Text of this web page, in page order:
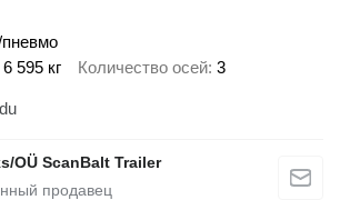
6 595 кг Количество осей 3
OÜ ScanBalt Trailer